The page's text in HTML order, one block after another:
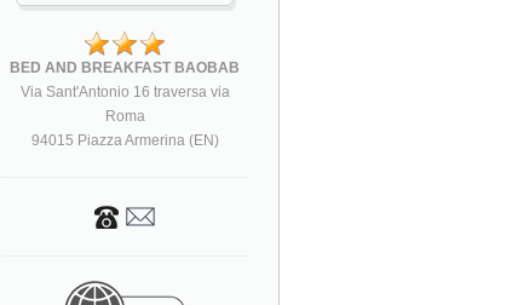
BED AND BREAKFAST BAOBAB
Via Sant'Antonio 16 traversa via
Roma
94015 Piazza Armerina (EN)